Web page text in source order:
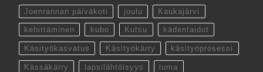
Joenrannan päiväkoti joulu Kaukajärvi
kehittäminen kubo Kutsu kädentaidot
Käsityökasvatus Käsityökärry käsityöprosessi
Kässäkärry lapsilähtöisyys luma